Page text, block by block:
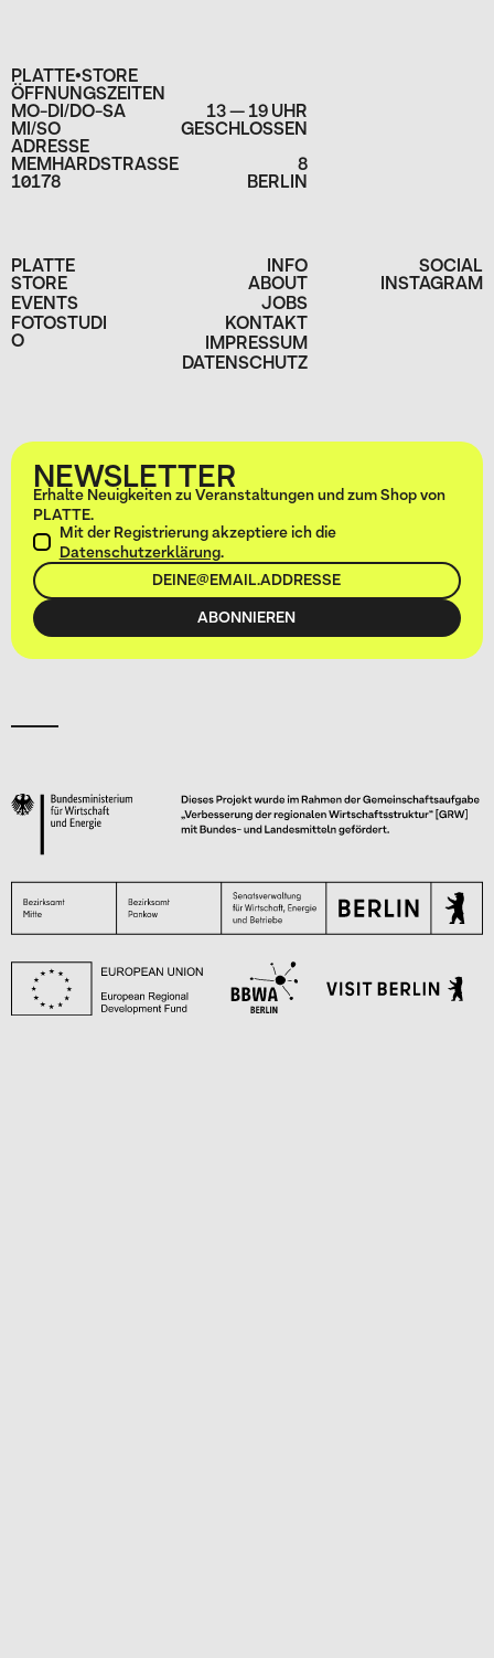
PLATTE•STORE
ÖFFNUNGSZEITEN
MO-DI/DO-SA 13 — 19 UHR
MI/SO GESCHLOSSEN
ADRESSE
MEMHARDSTRASSE 8
10178 BERLIN
PLATTE
STORE
EVENTS
FOTOSTUDI
O
INFO
ABOUT
JOBS
KONTAKT
IMPRESSUM
DATENSCHUTZ
SOCIAL
INSTAGRAM
NEWSLETTER
Erhalte Neuigkeiten zu Veranstaltungen und zum Shop von
PLATTE.
Mit der Registrierung akzeptiere ich die
Datenschutzerklärung.